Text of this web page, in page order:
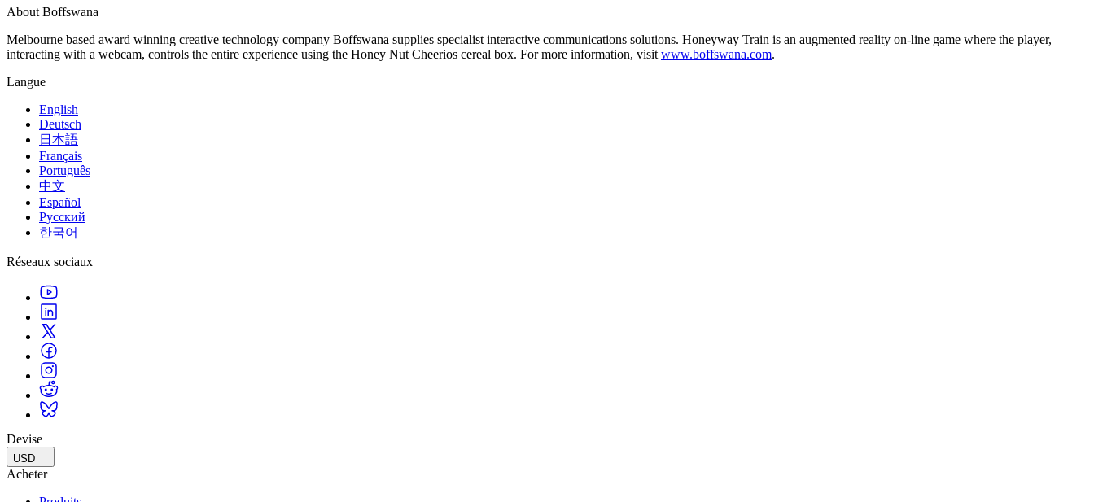
Lancez de grands jeux avec de petites équipes
Jeux XR
Lancez des jeux XR sur plusieurs plateformes
Jeux multijoueur
Simplifiez le développement de jeux multijoueurs
About Boffswana
Melbourne based award winning creative technology company Boffswana supplies specialist interactive communications solutions. Honeyway Train is an augmented reality on-line game where the player,
interacting with a webcam, controls the entire experience using the Honey Nut Cheerios cereal box. For more information, visit www.boffswana.com.
Langue
English
Deutsch
日本語
Français
Português
中文
Español
Русский
한국어
Réseaux sociaux
Devise
USD
Acheter